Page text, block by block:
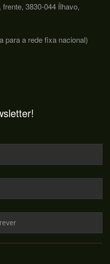
frente, 3830-044 Ílhavo,
para a rede fixa nacional)